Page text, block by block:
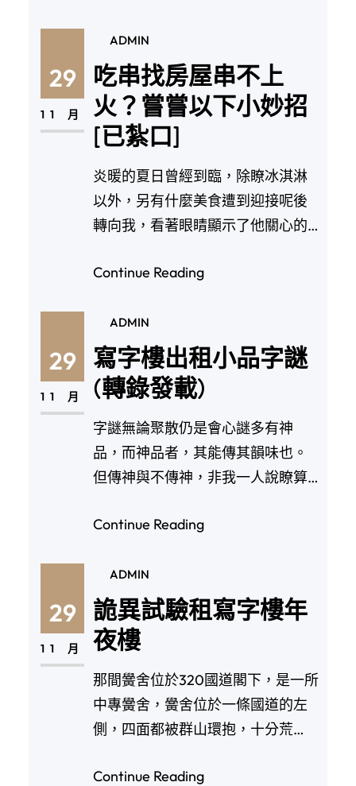
29
11 月
ADMIN
吃串找房屋串不上
火？嘗嘗以下小妙招
[已紮口]
炎暖的夏日曾經到臨，除瞭冰淇淋
以外，另有什麼美食遭到迎接呢後
轉向我，看著眼睛顯示了他關心的
Continue Reading
29
11 月
ADMIN
寫字樓出租小品字謎
(轉錄發載)
字謎無論聚散仍是會心謎多有神
品，而神品者，其能傳其韻味也。
但傳神與不傳神，非我一人說瞭算
Continue Reading
29
11 月
ADMIN
詭異試驗租寫字樓年
夜樓
那間黌舍位於320國道閣下，是一所
中專黌舍，黌舍位於一條國道的左
側，四面都被群山環抱，十分荒
Continue Reading